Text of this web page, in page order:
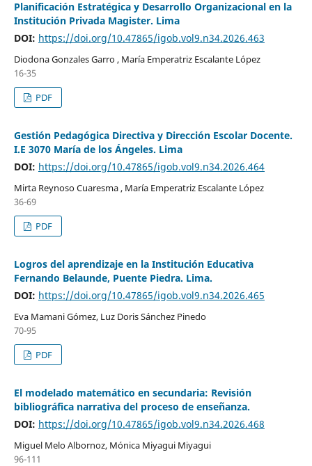
Planificación Estratégica y Desarrollo Organizacional en la
Institución Privada Magister. Lima
DOI: https://doi.org/10.47865/igob.vol9.n34.2026.463
Diodona Gonzales Garro , María Emperatriz Escalante López
16-35
PDF
Gestión Pedagógica Directiva y Dirección Escolar Docente.
I.E 3070 María de los Ángeles. Lima
DOI: https://doi.org/10.47865/igob.vol9.n34.2026.464
Mirta Reynoso Cuaresma , María Emperatriz Escalante López
36-69
PDF
Logros del aprendizaje en la Institución Educativa
Fernando Belaunde, Puente Piedra. Lima.
DOI: https://doi.org/10.47865/igob.vol9.n34.2026.465
Eva Mamani Gómez, Luz Doris Sánchez Pinedo
70-95
PDF
El modelado matemático en secundaria: Revisión
bibliográfica narrativa del proceso de enseñanza.
DOI: https://doi.org/10.47865/igob.vol9.n34.2026.468
Miguel Melo Albornoz, Mónica Miyagui Miyagui
96-111